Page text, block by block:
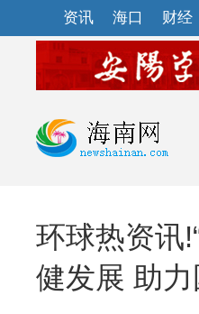
资讯 海口 财经
环球热资讯
健发展 助力